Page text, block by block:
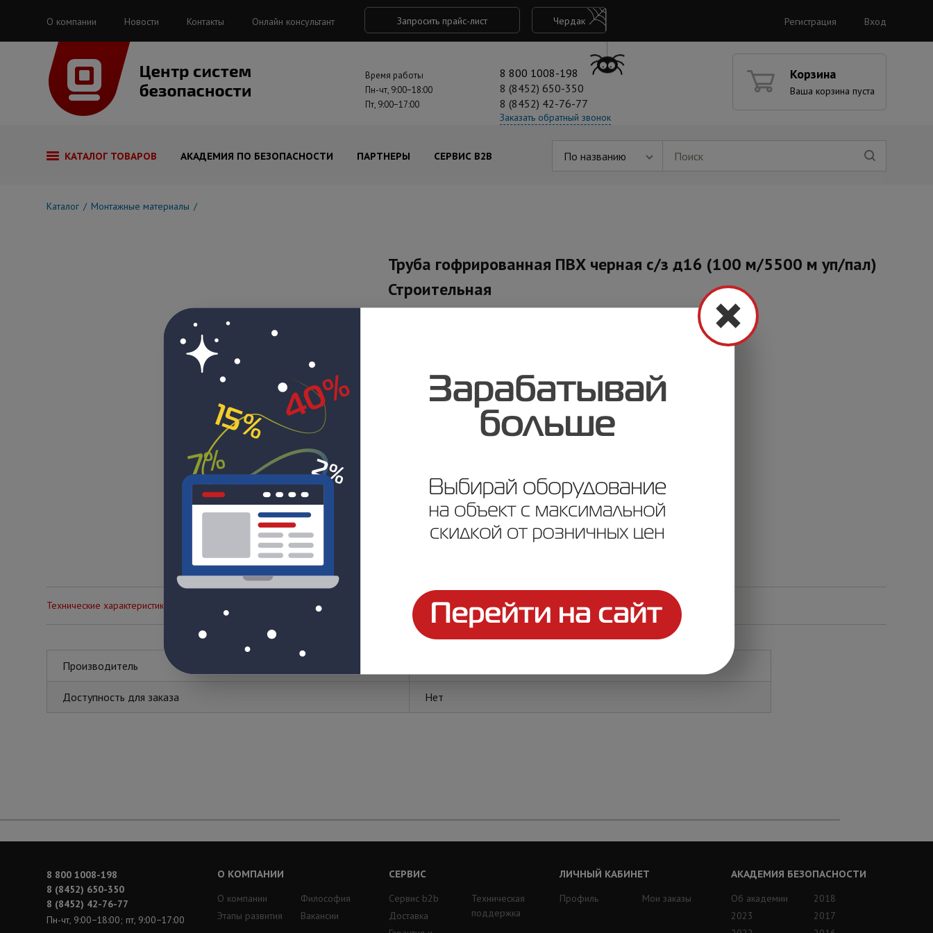
О компании Новости Контакты Онлайн консультант Запросить прайс-лист Чердак Регистрация Вход
Время работы
Пн-чт, 9:00−18:00
Пт, 9:00−17:00
8 800 1008-198
8 (8452) 650-350
8 (8452) 42-76-77
Заказать обратный звонок
Корзина
Ваша корзина пуста
КАТАЛОГ ТОВАРОВ АКАДЕМИЯ ПО БЕЗОПАСНОСТИ ПАРТНЕРЫ СЕРВИС B2B По названию
Каталог Монтажные материалы
Труба гофрированная ПВХ черная с/з д16 (100 м/5500 м уп/пал)
Строительная
Технические характеристики
Производитель
Доступность для заказа Нет
8 800 1008-198
8 (8452) 650-350
8 (8452) 42-76-77
Пн-чт, 9:00−18:00; пт, 9:00−17:00
О КОМПАНИИ
О компании
Этапы развития
Философия
Вакансии
СЕРВИС
Сервис b2b
Доставка
Техническая
поддержка
ЛИЧНЫЙ КАБИНЕТ
Профиль
Мои заказы
АКАДЕМИЯ БЕЗОПАСНОСТИ
Об академии
2023
2018
2017